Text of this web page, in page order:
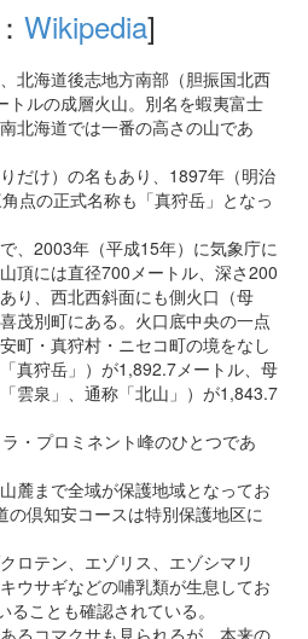
Wikipedia]
北海道後志地方南部（胆振国北西
トルの成層火山。別名を蝦夷富士
北海道では一番の高さの山であ
だけ）の名もあり、1897年（明治
点の正式名称も「真狩岳」となっ
、2003年（平成15年）に気象庁に
頂には直径700メートル、深さ200
り、西北西斜面にも側火口（母
茂別町にある。火口底中央の一点
町・真狩村・ニセコ町の境をなし
真狩岳」）が1,892.7メートル、母
雲泉」、通称「北山」）が1,843.7
・プロミネント峰のひとつであ
麓まで全域が保護地域となってお
の倶知安コースは特別保護地区に
ロテン、エゾリス、エゾシマリ
ウサギなどの哺乳類が生息してお
ことも確認されている。